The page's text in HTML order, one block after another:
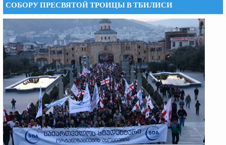
СОБОРУ ПРЕСВЯТОЙ ТРОИЦЫ В ТБИЛИСИ